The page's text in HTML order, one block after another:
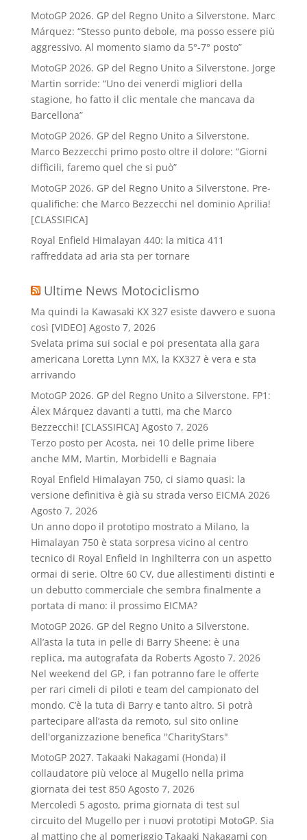
MotoGP 2026. GP del Regno Unito a Silverstone. Marc
Márquez: “Stesso punto debole, ma posso essere più
aggressivo. Al momento siamo da 5°-7° posto”
MotoGP 2026. GP del Regno Unito a Silverstone. Jorge
Martin sorride: “Uno dei venerdì migliori della
stagione, ho fatto il clic mentale che mancava da
Barcellona”
MotoGP 2026. GP del Regno Unito a Silverstone.
Marco Bezzecchi primo posto oltre il dolore: “Giorni
difficili, faremo quel che si può”
MotoGP 2026. GP del Regno Unito a Silverstone. Pre-
qualifiche: che Marco Bezzecchi nel dominio Aprilia!
[CLASSIFICA]
Royal Enfield Himalayan 440: la mitica 411
raffreddata ad aria sta per tornare
Ultime News Motociclismo
Ma quindi la Kawasaki KX 327 esiste davvero e suona
così [VIDEO] Agosto 7, 2026
Svelata prima sui social e poi presentata alla gara
americana Loretta Lynn MX, la KX327 è vera e sta
arrivando
MotoGP 2026. GP del Regno Unito a Silverstone. FP1:
Álex Márquez davanti a tutti, ma che Marco
Bezzecchi! [CLASSIFICA] Agosto 7, 2026
Terzo posto per Acosta, nei 10 delle prime libere
anche MM, Martin, Morbidelli e Bagnaia
Royal Enfield Himalayan 750, ci siamo quasi: la
versione definitiva è già su strada verso EICMA 2026
Agosto 7, 2026
Un anno dopo il prototipo mostrato a Milano, la
Himalayan 750 è stata sorpresa vicino al centro
tecnico di Royal Enfield in Inghilterra con un aspetto
ormai di serie. Oltre 60 CV, due allestimenti distinti e
un debutto commerciale che sembra finalmente a
portata di mano: il prossimo EICMA?
MotoGP 2026. GP del Regno Unito a Silverstone.
All’asta la tuta in pelle di Barry Sheene: è una
replica, ma autografata da Roberts Agosto 7, 2026
Nel weekend del GP, i fan potranno fare le offerte
per rari cimeli di piloti e team del campionato del
mondo. C’è la tuta di Barry e tanto altro. Si potrà
partecipare all’asta da remoto, sul sito online
dell'organizzazione benefica "CharityStars"
MotoGP 2027. Takaaki Nakagami (Honda) il
collaudatore più veloce al Mugello nella prima
giornata dei test 850 Agosto 7, 2026
Mercoledì 5 agosto, prima giornata di test sul
circuito del Mugello per i nuovi prototipi MotoGP. Sia
al mattino che al pomeriggio Takaaki Nakagami con